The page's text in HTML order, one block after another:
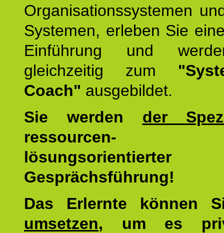
Organisationssystemen
Systemen, erleben Sie
Einführung und
gleichzeitig zum
Coach" ausgebildet.
Sie werden der
lösungsorientierter
Gesprächsführung!
Das Erlernte können
umsetzen, um es